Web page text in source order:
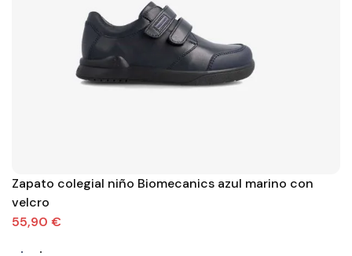
Zapato colegial niño Biomecanics azul marino con
velcro
55,90 €